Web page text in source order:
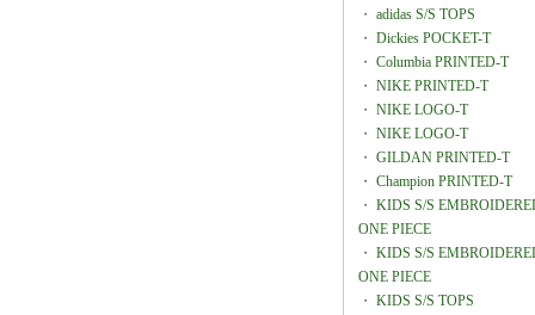
・ adidas S/S TOPS
・ Dickies POCKET-T
・ Columbia PRINTED-T
・ NIKE PRINTED-T
・ NIKE LOGO-T
・ NIKE LOGO-T
・ GILDAN PRINTED-T
・ Champion PRINTED-T
・ KIDS S/S
ONE PIECE
・ KIDS S/S
ONE PIECE
・ KIDS S/S TOPS